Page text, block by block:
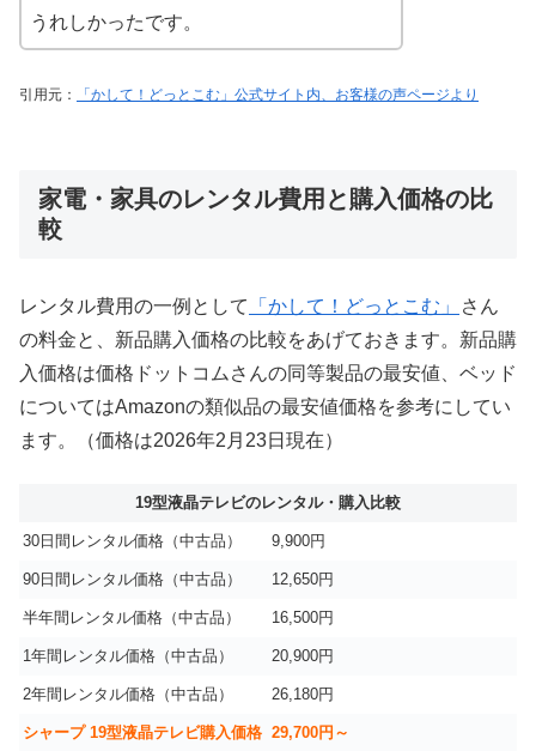
うれしかったです。
引用元： 「かして！どっとこむ」公式サイト内、お客様の声ページより
家電・家具のレンタル費用と購入価格の比
較
レンタル費用の一例として 「かして！どっとこむ」
さん
の料金と、新品購入価格の比較をあげておきます。新品購
入価格は価格ドットコムさんの同等製品の最安値、ベッド
についてはAmazonの類似品の最安値価格を参考にしてい
ます。（価格は2026年2月23日現在）
19型液晶テレビのレンタル・購入比較
30日間レンタル価格（中古品） 9,900円
90日間レンタル価格（中古品） 12,650円
半年間レンタル価格（中古品） 16,500円
1年間レンタル価格（中古品） 20,900円
2年間レンタル価格（中古品） 26,180円
シャープ 19型液晶テレビ購入価格 29,700円～